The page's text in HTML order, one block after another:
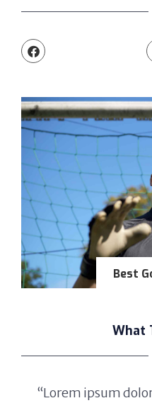
Best
What
“Lorem ipsum